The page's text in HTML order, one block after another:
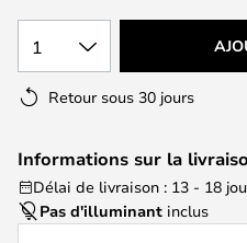
1
Retour sous 30 jours
Informations sur la
Délai de livraison : 13 - 18
Pas d'illuminant inclus